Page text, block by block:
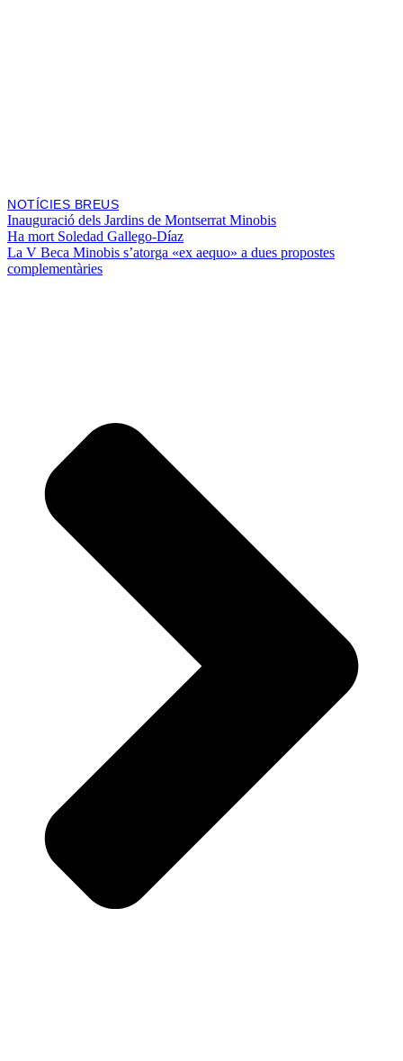
NOTÍCIES BREUS
Inauguració dels Jardins de Montserrat Minobis
Ha mort Soledad Gallego-Díaz
La V Beca Minobis s’atorga «ex aequo» a dues propostes
complementàries